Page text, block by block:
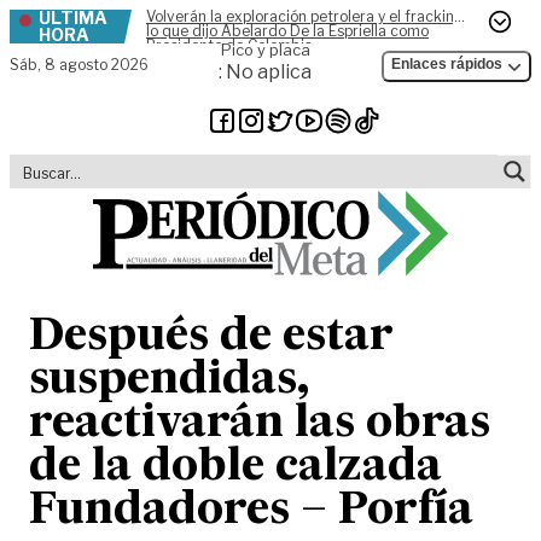
Skip to content
ÚLTIMA
HORA
Volverán la exploración petrolera y el fracking,
lo que dijo Abelardo De la Espriella como
Presidente de Colombia
Sáb, 8 agosto 2026
Pico y placa
: No aplica Enlaces rápidos
Después de estar
suspendidas,
reactivarán las obras
de la doble calzada
Fundadores – Porfía